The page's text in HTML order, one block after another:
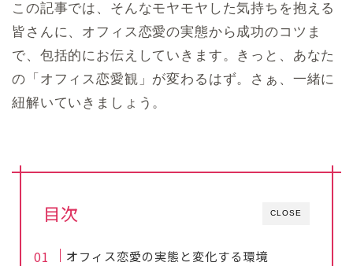
この記事では、そんなモヤモヤした気持ちを抱える
皆さんに、オフィス恋愛の実態から成功のコツま
で、包括的にお伝えしていきます。きっと、あなた
の「オフィス恋愛観」が変わるはず。さぁ、一緒に
紐解いていきましょう。
CLOSE
目次
オフィス恋愛の実態と変化する環境